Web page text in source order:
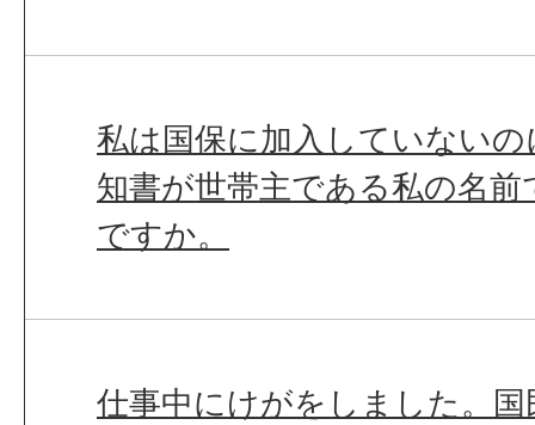
私は国保に加入していない
知書が世帯主である私の名
ですか。
仕事中にけがをしました。